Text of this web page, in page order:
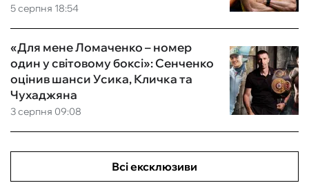
5 серпня 18:54
3 серпня 09:08
«Для мене Ломаченко – номер
один у світовому боксі»: Сенченко
оцінив шанси Усика, Кличка та
Чухаджяна
Всі ексклюзиви